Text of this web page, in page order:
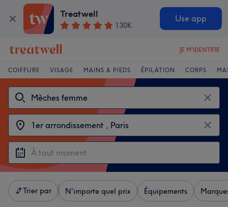
Treatwell
130K
Use app
JE M'IDENTIFIE
COIFFURE VISAGE MAINS & PIEDS ÉPILATION CORPS
Trier par N'importe quel prix Équipements